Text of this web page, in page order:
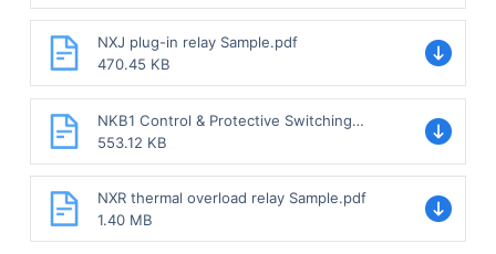
NXJ plug-in relay Sample.pdf
470.45 KB
NKB1 Control & Protective Switching
Device.pdf
553.12 KB
NXR thermal overload relay Sample.pdf
1.40 MB